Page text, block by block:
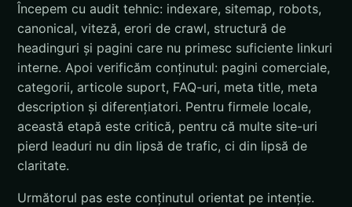
Începem cu audit tehnic: indexare, sitemap, robots,
canonical, viteză, erori de crawl, structură de
headinguri și pagini care nu primesc suficiente linkuri
interne. Apoi verificăm conținutul: pagini comerciale,
categorii, articole suport, FAQ-uri, meta title, meta
description și diferențiatori. Pentru firmele locale,
această etapă este critică, pentru că multe site-uri
pierd leaduri nu din lipsă de trafic, ci din lipsă de
claritate.
Următorul pas este conținutul orientat pe intenție.